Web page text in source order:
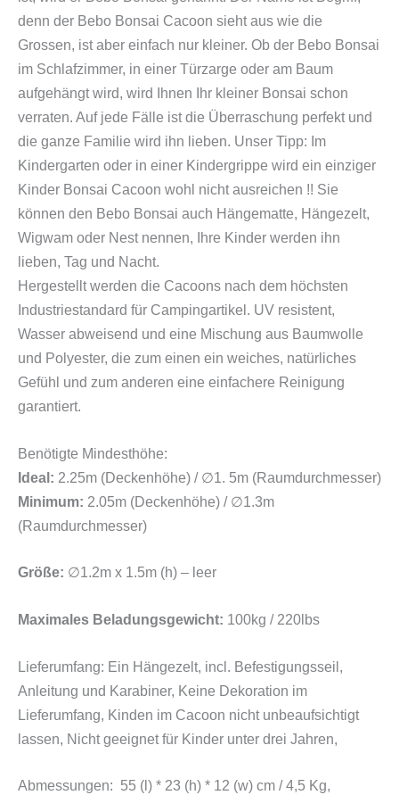
denn der Bebo Bonsai Cacoon sieht aus wie die
Grossen, ist aber einfach nur kleiner. Ob der Bebo Bonsai
im Schlafzimmer, in einer Türzarge oder am Baum
aufgehängt wird, wird Ihnen Ihr kleiner Bonsai schon
verraten. Auf jede Fälle ist die Überraschung perfekt und
die ganze Familie wird ihn lieben. Unser Tipp: Im
Kindergarten oder in einer Kindergrippe wird ein einziger
Kinder Bonsai Cacoon wohl nicht ausreichen !! Sie
können den Bebo Bonsai auch Hängematte, Hängezelt,
Wigwam oder Nest nennen, Ihre Kinder werden ihn
lieben, Tag und Nacht.
Hergestellt werden die Cacoons nach dem höchsten
Industriestandard für Campingartikel. UV resistent,
Wasser abweisend und eine Mischung aus Baumwolle
und Polyester, die zum einen ein weiches, natürliches
Gefühl und zum anderen eine einfachere Reinigung
garantiert.
Benötigte Mindesthöhe:
Ideal: 2.25m (Deckenhöhe) / ∅1. 5m (Raumdurchmesser)
Minimum: 2.05m (Deckenhöhe) / ∅1.3m
(Raumdurchmesser)
Größe: ∅1.2m x 1.5m (h) – leer
Maximales Beladungsgewicht: 100kg / 220lbs
Lieferumfang: Ein Hängezelt, incl. Befestigungsseil,
Anleitung und Karabiner, Keine Dekoration im
Lieferumfang, Kinden im Cacoon nicht unbeaufsichtigt
lassen, Nicht geeignet für Kinder unter drei Jahren,
Abmessungen: 55 (l) * 23 (h) * 12 (w) cm / 4,5 Kg,